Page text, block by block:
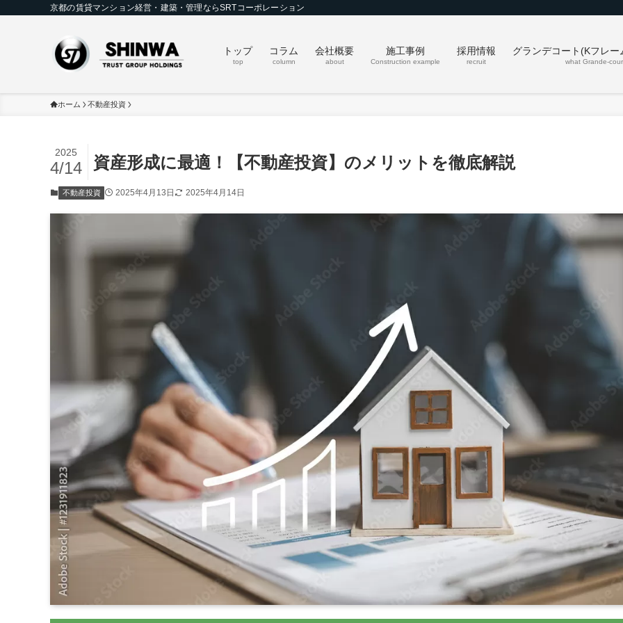
京都の賃貸マンション経営・建築・管理ならSRTコーポレーション
トップ
top
コラム
column
会社概要
about
施工事例
Construction example
採用情報
recruit
グランデコート(Kフレー
what Grande-
ホーム 不動産投資
資産形成に最適！【不動産投資】のメリットを徹底解説
2025
4/14
不動産投資 2025年4月13日 2025年4月14日